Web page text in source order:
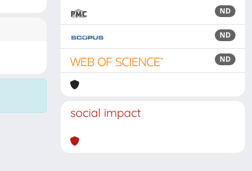
ND
ND
ND
social impact